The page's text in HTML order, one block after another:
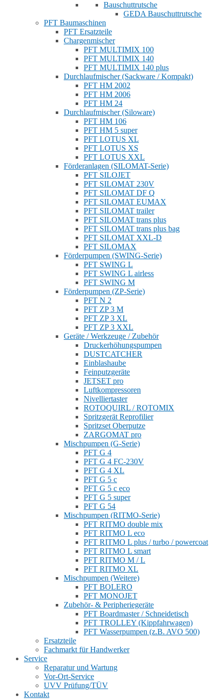
Bauschuttrutsche
GEDA Bauschuttrutsche
PFT Baumaschinen
PFT Ersatzteile
Chargenmischer
PFT MULTIMIX 100
PFT MULTIMIX 140
PFT MULTIMIX 140 plus
Durchlaufmischer (Sackware / Kompakt)
PFT HM 2002
PFT HM 2006
PFT HM 24
Durchlaufmischer (Siloware)
PFT HM 106
PFT HM 5 super
PFT LOTUS XL
PFT LOTUS XS
PFT LOTUS XXL
Förderanlagen (SILOMAT-Serie)
PFT SILOJET
PFT SILOMAT 230V
PFT SILOMAT DF Q
PFT SILOMAT EUMAX
PFT SILOMAT trailer
PFT SILOMAT trans plus
PFT SILOMAT trans plus bag
PFT SILOMAT XXL-D
PFT SILOMAX
Förderpumpen (SWING-Serie)
PFT SWING L
PFT SWING L airless
PFT SWING M
Förderpumpen (ZP-Serie)
PFT N 2
PFT ZP 3 M
PFT ZP 3 XL
PFT ZP 3 XXL
Geräte / Werkzeuge / Zubehör
Druckerhöhungspumpen
DUSTCATCHER
Einblashaube
Feinputzgeräte
JETSET pro
Luftkompressoren
Nivelliertaster
ROTOQUIRL / ROTOMIX
Spritzgerät Reprofilier
Spritzset Oberputze
ZARGOMAT pro
Mischpumpen (G-Serie)
PFT G 4
PFT G 4 FC-230V
PFT G 4 XL
PFT G 5 c
PFT G 5 c eco
PFT G 5 super
PFT G 54
Mischpumpen (RITMO-Serie)
PFT RITMO double mix
PFT RITMO L eco
PFT RITMO L plus / turbo / powercoat
PFT RITMO L smart
PFT RITMO M / L
PFT RITMO XL
Mischpumpen (Weitere)
PFT BOLERO
PFT MONOJET
Zubehör- & Peripheriegeräte
PFT Boardmaster / Schneidetisch
PFT TROLLEY (Kippfahrwagen)
PFT Wasserpumpen (z.B. AVO 500)
Ersatzteile
Fachmarkt für Handwerker
Service
Reparatur und Wartung
Vor-Ort-Service
UVV Prüfung/TÜV
Kontakt